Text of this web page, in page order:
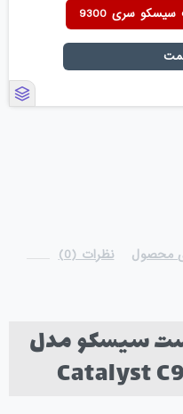
سری 9300
محصول نظرات (0)
سیسکو مدل
Catalyst